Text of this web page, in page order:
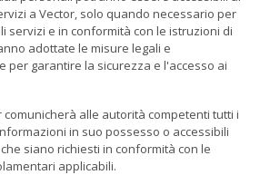
a Vector, solo quando necessario per
servizi e in conformità con le istruzioni di
adottate le misure legali e
per garantire la sicurezza e l'accesso ai
comunicherà alle autorità competenti tutti i
in suo possesso o accessibili
siano richiesti in conformità con le
applicabili.